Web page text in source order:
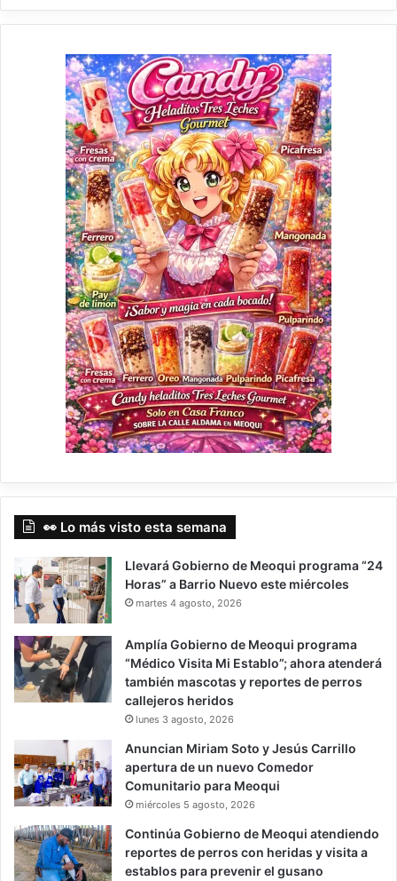
👀 Lo más visto esta semana
Llevará Gobierno de Meoqui programa “24
Horas” a Barrio Nuevo este miércoles
martes 4 agosto, 2026
Amplía Gobierno de Meoqui programa
“Médico Visita Mi Establo”; ahora atenderá
también mascotas y reportes de perros
callejeros heridos
lunes 3 agosto, 2026
Anuncian Miriam Soto y Jesús Carrillo
apertura de un nuevo Comedor
Comunitario para Meoqui
miércoles 5 agosto, 2026
Continúa Gobierno de Meoqui atendiendo
reportes de perros con heridas y visita a
establos para prevenir el gusano